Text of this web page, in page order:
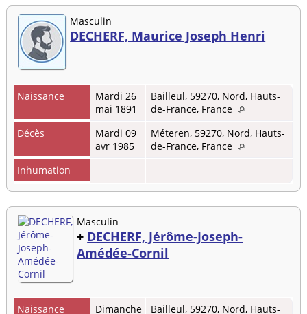
Masculin
DECHERF, Maurice Joseph Henri
Naissance
Mardi 26
mai 1891
Bailleul, 59270, Nord, Hauts-
de-France, France
Décès
Mardi 09
avr 1985
Méteren, 59270, Nord, Hauts-
de-France, France
Inhumation
Masculin
+ DECHERF, Jérôme-Joseph-
Amédée-Cornil
Naissance Dimanche Bailleul, 59270, Nord, Hauts-